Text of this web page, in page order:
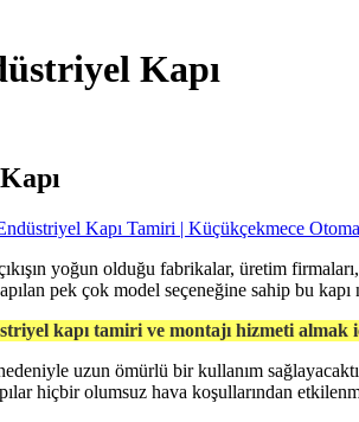
Kapı
yoğun olduğu fabrikalar, üretim
pek çok model seçeneğine sahip bu
kapı tamiri ve montajı hizmeti almak
uzun ömürlü bir kullanım
hiçbir olumsuz hava koşullarından